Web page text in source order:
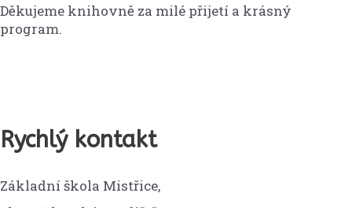
Děkujeme knihovně za milé přijetí a krásný
program.
Rychlý kontakt
Základní škola Mistřice,